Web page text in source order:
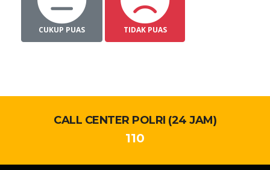
CUKUP PUAS TIDAK PUAS
CALL CENTER POLRI (24 JAM)
110